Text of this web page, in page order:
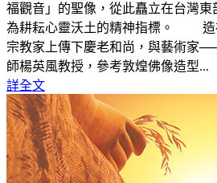
福觀音」的聖像，從此矗立在台灣
為耕耘心靈沃土的精神指標。 造
宗教家上傳下慶老和尚，與藝術家
師楊英風教授，參考敦煌佛像造型...
詳全文